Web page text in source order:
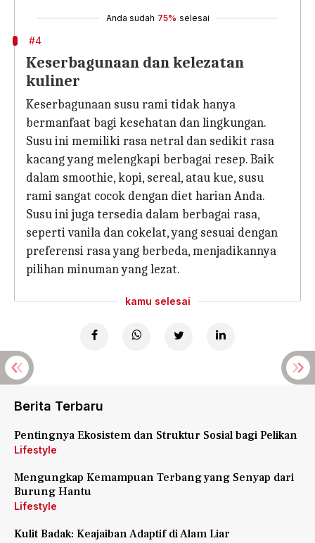
Anda sudah 75% selesai
#4
Keserbagunaan dan kelezatan
kuliner
Keserbagunaan susu rami tidak hanya
bermanfaat bagi kesehatan dan lingkungan.
Susu ini memiliki rasa netral dan sedikit rasa
kacang yang melengkapi berbagai resep. Baik
dalam smoothie, kopi, sereal, atau kue, susu
rami sangat cocok dengan diet harian Anda.
Susu ini juga tersedia dalam berbagai rasa,
seperti vanila dan cokelat, yang sesuai dengan
preferensi rasa yang berbeda, menjadikannya
pilihan minuman yang lezat.
kamu selesai
Berita Terbaru
Pentingnya Ekosistem dan Struktur Sosial bagi Pelikan
Lifestyle
Mengungkap Kemampuan Terbang yang Senyap dari
Burung Hantu
Lifestyle
Kulit Badak: Keajaiban Adaptif di Alam Liar